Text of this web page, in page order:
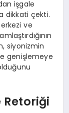
işgale
dikkati çekti.
ve
siyonizmin
genişlemeye